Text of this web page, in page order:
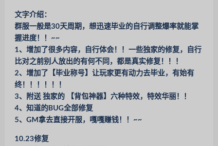
文字介绍：
群服一般是30天周期，想迅速毕业的自行调整爆率就能掌
握进度！！~~
1、增加了很多内容，自行体会！！一些独家的修复，自行
比对之前别人放出的有何不同，都是真实修复！！！
2、增加了【毕业称号】让玩家更有动力去毕业，有始有
终！！！！！！
3、附送 独家的 【背包神器】六种特效，特效华丽！！
4、知道的BUG全部修复
5、GM拿去直接开服，嘎嘎赚钱！！~~
10.23修复